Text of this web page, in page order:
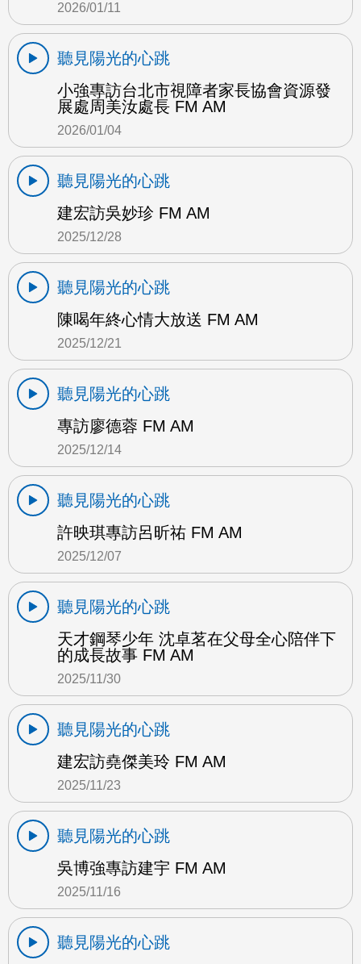
2026/01/11
聽見陽光的心跳
小強專訪台北市視障者家長協會資源發
展處周美汝處長 FM AM
2026/01/04
聽見陽光的心跳
建宏訪吳妙珍 FM AM
2025/12/28
聽見陽光的心跳
陳喝年終心情大放送 FM AM
2025/12/21
聽見陽光的心跳
專訪廖德蓉 FM AM
2025/12/14
聽見陽光的心跳
許映琪專訪呂昕祐 FM AM
2025/12/07
聽見陽光的心跳
天才鋼琴少年 沈卓茗在父母全心陪伴下
的成長故事 FM AM
2025/11/30
聽見陽光的心跳
建宏訪堯傑美玲 FM AM
2025/11/23
聽見陽光的心跳
吳博強專訪建宇 FM AM
2025/11/16
聽見陽光的心跳